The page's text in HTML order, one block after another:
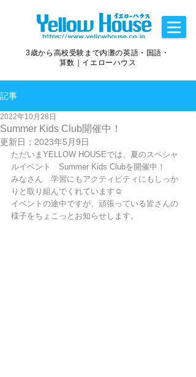
3歳から高校受験まで内灘の英語・国語・
算数｜イエローハウス
記事
Summer Kids Club開催中！
2022年10月28日
更新日： 2023年5月9日
ただいまYELLOW HOUSEでは、夏のスペシャ
ルイベント　Summer Kids Clubを開催中！
みなさん　学習にもアクティビティにもしっか
りと取り組んでくれています☺
イベントの途中ですが、頑張っている皆さんの
様子をちょこっとお知らせします。